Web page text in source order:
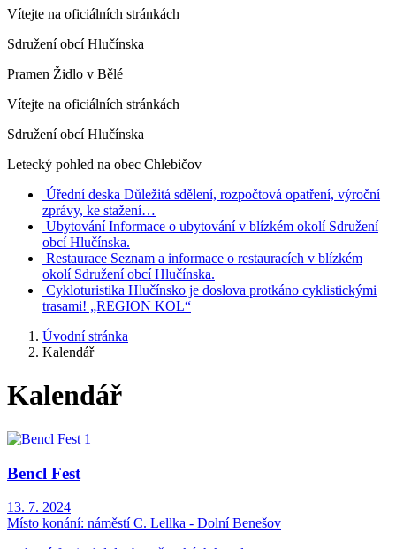
Vítejte na oficiálních stránkách
Sdružení obcí Hlučínska
Pramen Židlo v Bělé
Vítejte na oficiálních stránkách
Sdružení obcí Hlučínska
Letecký pohled na obec Chlebičov
Úřední deska Důležitá sdělení, rozpočtová opatření, výroční
zprávy, ke stažení…
Ubytování Informace o ubytování v blízkém okolí Sdružení
obcí Hlučínska.
Restaurace Seznam a informace o restauracích v blízkém
okolí Sdružení obcí Hlučínska.
Cykloturistika Hlučínsko je doslova protkáno cyklistickými
trasami! „REGION KOL“
Úvodní stránka
Kalendář
Kalendář
Bencl Fest
13. 7. 2024
Místo konání: náměstí C. Lellka - Dolní Benešov